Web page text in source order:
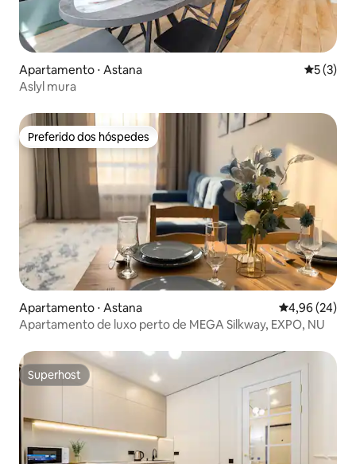
Apartamento ⋅ Astana 5 de
5 (3)
Aslyl mura
Preferido dos hóspedes
Preferido dos hóspedes
Apartamento ⋅ Astana 4,96 de uma
4,96 (24)
Apartamento de luxo perto de MEGA Silkway, EXPO, NU
Superhost
Superhost